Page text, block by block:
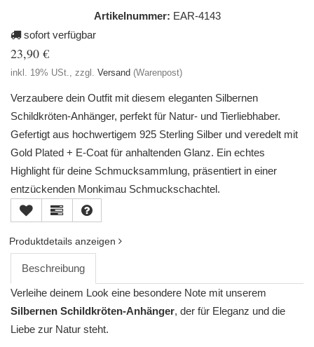
Artikelnummer: EAR-4143
sofort verfügbar
23,90 €
inkl. 19% USt., zzgl. Versand (Warenpost)
Verzaubere dein Outfit mit diesem eleganten Silbernen
Schildkröten-Anhänger, perfekt für Natur- und Tierliebhaber.
Gefertigt aus hochwertigem 925 Sterling Silber und veredelt mit
Gold Plated + E-Coat für anhaltenden Glanz. Ein echtes
Highlight für deine Schmucksammlung, präsentiert in einer
entzückenden Monkimau Schmuckschachtel.
Produktdetails anzeigen
Beschreibung
Verleihe deinem Look eine besondere Note mit unserem
Silbernen Schildkröten-Anhänger, der für Eleganz und die
Liebe zur Natur steht.